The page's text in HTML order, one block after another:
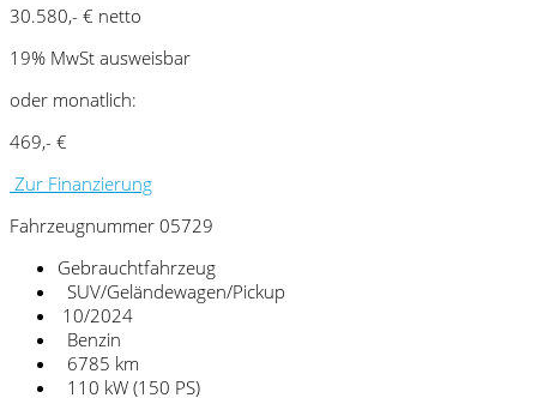
30.580,- € netto
19% MwSt ausweisbar
oder monatlich:
469,- €
Zur Finanzierung
Fahrzeugnummer 05729
Gebrauchtfahrzeug
SUV/Geländewagen/Pickup
10/2024
Benzin
6785 km
110 kW (150 PS)